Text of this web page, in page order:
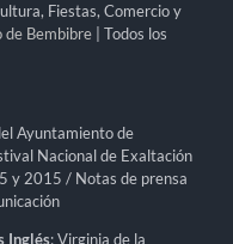
Fiestas, Comercio y
Bembibre| Todos los
Ayuntamiento de
Nacional de Exaltación
y 2015 / Notas de prensa
Inglés: Virginia de la